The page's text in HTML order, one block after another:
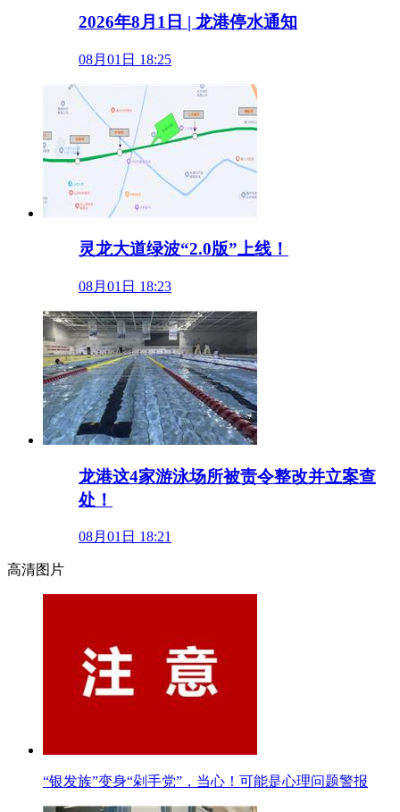
2026年8月1日 | 龙港停水通知
08月01日 18:25
灵龙大道绿波“2.0版”上线！
08月01日 18:23
龙港这4家游泳场所被责令整改并立案查
处！
08月01日 18:21
高清图片
“银发族”变身“剁手党”，当心！可能是心理问题警报